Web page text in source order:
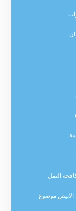
النمل
الابيض موضوع